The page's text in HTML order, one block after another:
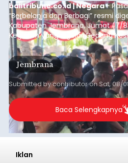
balitribune.co.id | Negara-
“Berbelanja dan Berbagi” resmi
Kabupaten Jembrana, Jumat (7/
Kegiatan yang digelar Gedung
Soekarno ini memadukan
ekonomi masyarakat dengan aksi
mendapat antusiasme tinggi dan
transaksi mencapai
Jembrana
Submitted bycontributoronSat, 08/
Baca Selengkapnya
Iklan